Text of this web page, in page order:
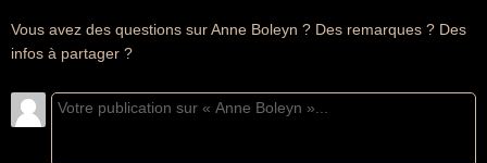
Vous avez des questions sur Anne Boleyn ? Des remarques ? Des
infos à partager ?